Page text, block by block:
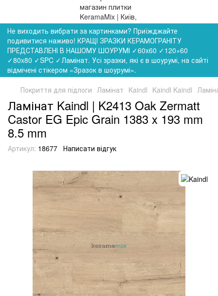
Не виходить вибрати за картинками? Приїжджайте
подивитися наживо! КРАЩІ ЗРАЗКИ КЕРАМОГРАНІТУ
ПРЕДСТАВЛЕНІ В НАШОМУ ШОУРУМІ ✓60x60 ✓120×60
✓80x80 ✓SPC ✓Ламінат. Усі зразки, які є в шоурумі, на сайті
відмічені стікером «Зразок в шоурумі».
Покриття для підлоги Ламінат Kaindl Kaindl Kaindl
Ламінат Kaindl | K2413 Oak Zermatt
Castor EG Epic Grain 1383 x 193 mm
8.5 mm
Артикул: 18677 Написати відгук